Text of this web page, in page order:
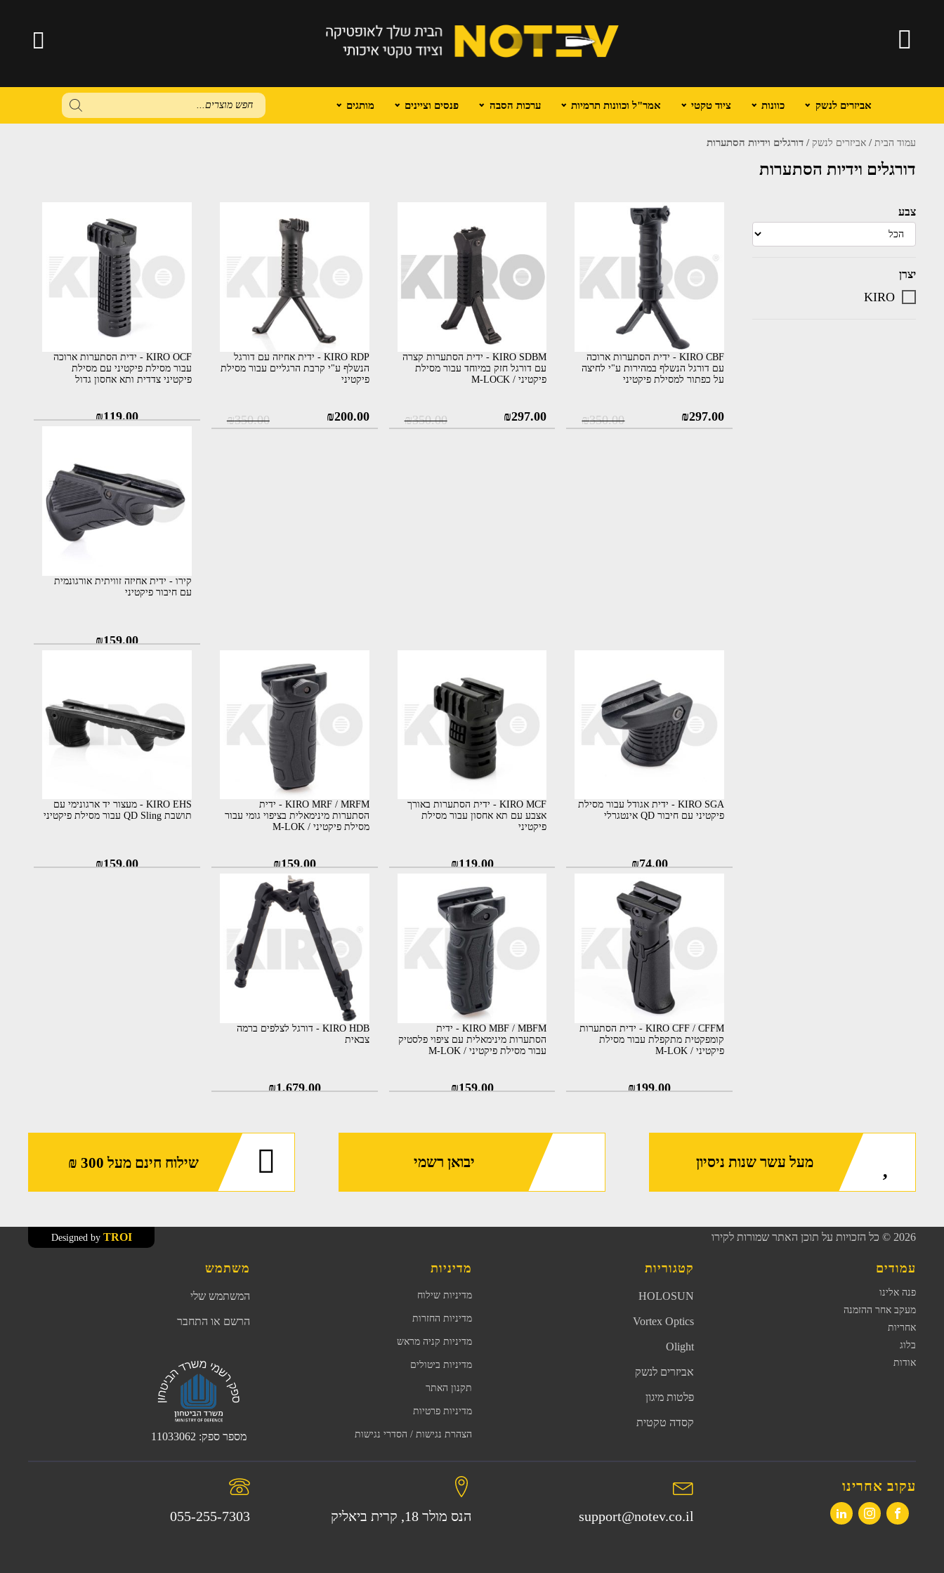
אביזרים לנשק כוונות ציוד טקטי אמר"ל וכוונות תרמיות ערכות הסבה פנסים וציינים מותגים
Products
search
עמוד הבית / אביזרים לנשק / דורגלים וידיות הסתערות
דורגלים וידיות הסתערות
צבע
יצרן
KIRO
KIRO CBF - ידית הסתערות ארוכה
עם דורגל הנשלף במהירות ע"י לחיצה
על כפתור למסילת פיקטיני
₪350.00המחיר
₪297.00
המחיר
KIRO SDBM - ידית הסתערות קצרה
עם דורגל חזק במיוחד עבור מסילת
פיקטיני / M-LOCK
₪350.00המחיר
₪297.00
המחיר
KIRO RDP - ידית אחיזה עם דורגל
הנשלף ע"י קרבת הרגליים עבור מסילת
פיקטיני
₪350.00המחיר
₪200.00
המחיר
KIRO OCF - ידית הסתערות ארוכה
עבור מסילת פיקטיני עם מסילת
פיקטיני צדדית ותא אחסון גדול
₪119.00
קירו - ידית אחיזה זוויתית אורגונמית
עם חיבור פיקטיני
₪159.00
KIRO SGA - ידית אגודל עבור מסילת
פיקטיני עם חיבור QD אינטגרלי
₪74.00
KIRO MCF - ידית הסתערות באורך
אצבע עם תא אחסון עבור מסילת
פיקטיני
₪119.00
KIRO MRF / MRFM - ידית
הסתערות מינימאלית בציפוי גומי עבור
מסילת פיקטיני / M-LOK
₪159.00
KIRO EHS - מעצור יד ארגונימי עם
תושבת QD Sling עבור מסילת פיקטיני
₪159.00
KIRO CFF / CFFM - ידית הסתערות
קומפקטית מתקפלת עבור מסילת
פיקטיני / M-LOK
₪199.00
KIRO MBF / MBFM - ידית
הסתערות מינימאלית עם ציפוי פלסטיק
עבור מסילת פיקטיני / M-LOK
₪159.00
KIRO HDB - דורגל לצלפים ברמה
צבאית
₪1,679.00
מעל עשר שנות ניסיון יבואן רשמי שילוח חינם מעל 300 ₪
2026 © כל הזכויות על תוכן האתר שמורות לקירו TROI
Designed by
עמודים
פנה אלינו
מעקב אחר ההזמנה
אחריות
בלוג
אודות
קטגוריות
HOLOSUN
Vortex Optics
Olight
אביזרים לנשק
פלטות מיגון
קסדה טקטית
מדיניות
מדיניות שילוח
מדיניות החזרות
מדיניות קניה מראש
מדיניות ביטולים
תקנון האתר
מדיניות פרטיות
הצהרת נגישות / הסדרי נגישות
משתמש
המשתמש שלי
הרשם או התחבר
מספר ספק: 11033062
עקוב אחרינו
support@notev.co.il
הנס מולר 18, קרית ביאליק 055-255-7303